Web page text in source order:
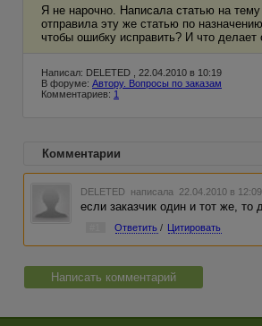
Я не нарочно. Написала статью на
отправила эту же статью по
чтобы ошибку исправить? И что делает
Написал: DELETED , 22.04.2010 в 10:19
В форуме: Автору. Вопросы по заказам
Комментариев: 1
Комментарии
DELETED написала 22.04.2010 в 12:09
если заказчик один и тот же, то
Ответить / Цитировать
Написать комментарий